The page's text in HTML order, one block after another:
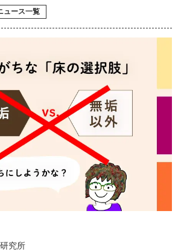
ュース一覧
究所